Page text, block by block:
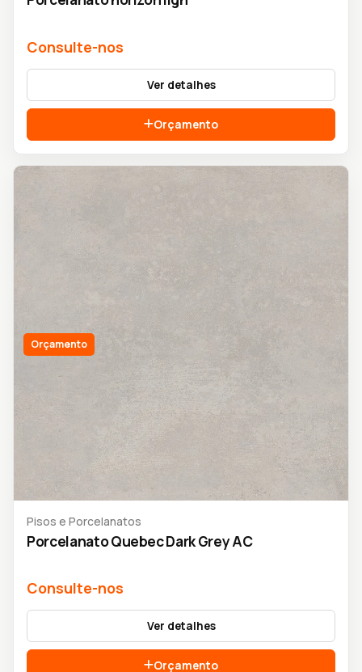
Consulte-nos
Ver detalhes
Orçamento
Orçamento
Pisos e Porcelanatos
Porcelanato Quebec Dark Grey AC
Consulte-nos
Ver detalhes
Orçamento